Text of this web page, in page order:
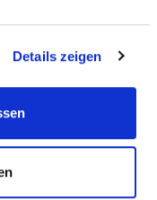
Details zeigen
des